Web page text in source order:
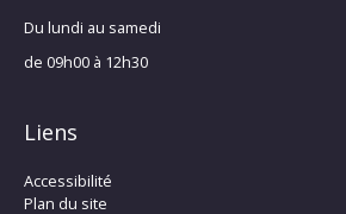
Du lundi au samedi
de 09h00 à 12h30
Liens
Accessibilité
Plan du site